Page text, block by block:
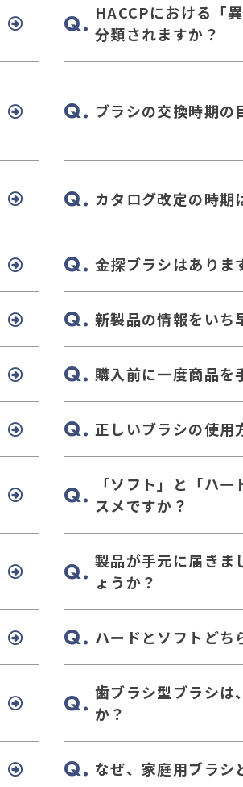
HACCPにおける「
分類されますか？
ブラシの交換時期の
カタログ改定の時期
金探ブラシはありま
新製品の情報をいち
購入前に一度商品を
正しいブラシの使用
「ソフト」と「ハ
スメですか？
製品が手元に届きま
ょうか？
ハードとソフトどち
歯ブラシ型ブラシは
か？
なぜ、家庭用ブラシ